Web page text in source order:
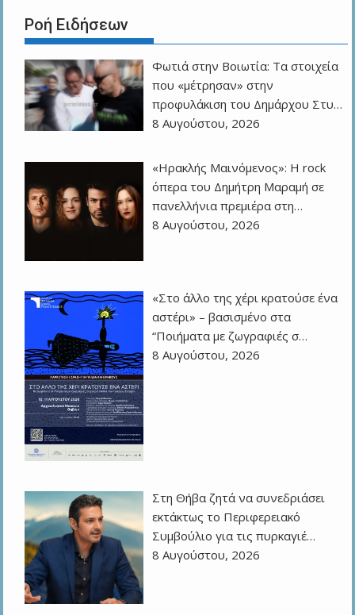
Ροή Ειδήσεων
Φωτιά στην Βοιωτία: Τα στοιχεία
που «μέτρησαν» στην
προφυλάκιση του Δημάρχου Στυ…
8 Αυγούστου, 2026
«Ηρακλής Μαινόμενος»: H rock
όπερα του Δημήτρη Μαραμή σε
πανελλήνια πρεμιέρα στη…
8 Αυγούστου, 2026
«Στο άλλο της χέρι κρατούσε ένα
αστέρι» – βασισμένο στα
“Ποιήματα με ζωγραφιές σ…
8 Αυγούστου, 2026
Στη Θήβα ζητά να συνεδριάσει
εκτάκτως το Περιφερειακό
Συμβούλιο για τις πυρκαγιέ…
8 Αυγούστου, 2026